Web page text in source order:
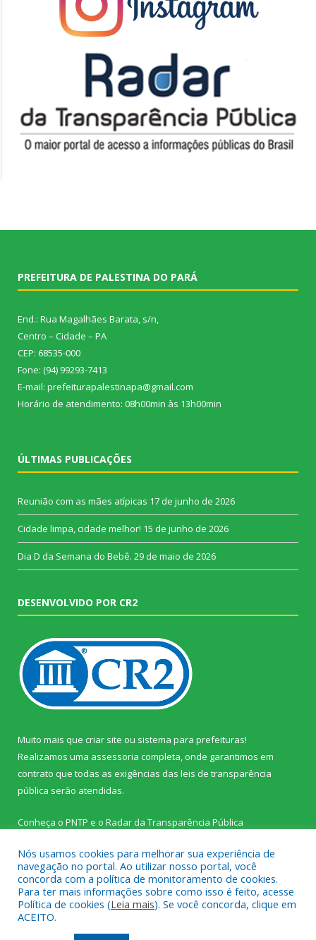
PREFEITURA DE PALESTINA DO PARÁ
End.: Rua Magalhães Barata, s/n,
Centro – Cidade – PA
CEP: 68535-000
Fone: (94) 99293-7413
E-mail: prefeiturapalestinapa@gmail.com
Horário de atendimento: 08h00min às 13h00min
ÚLTIMAS PUBLICAÇÕES
Reunião com as mães atípicas 17 de junho de 2026
Cidade limpa, cidade melhor! 15 de junho de 2026
Dia D da Semana do Bebê. 29 de maio de 2026
DESENVOLVIDO POR CR2
Muito mais que criar site ou sistema para prefeituras!
Realizamos uma assessoria completa, onde garantimos em
contrato que todas as exigências das leis de transparência
pública serão atendidas.
Conheça o PNTP e o Radar da Transparência Pública
Todos os direitos reservados a Prefeitura Municipal de Palestina
do Pará.
Nós usamos cookies para melhorar sua experiência de
navegação no portal. Ao utilizar nosso portal, você
concorda com a política de monitoramento de cookies.
Para ter mais informações sobre como isso é feito, acesse
Política de cookies (Leia mais). Se você concorda, clique em
ACEITO.